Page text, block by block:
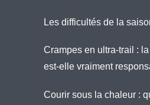
Les difficultés de la
Crampes en ultra-trail :
est-elle vraiment
Courir sous la chaleur :